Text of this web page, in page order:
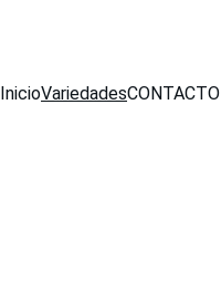
InicioVariedadesCONTACTO